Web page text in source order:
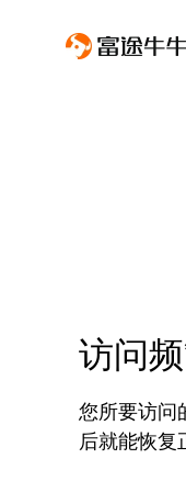
访问
您所要访问
后就能恢复